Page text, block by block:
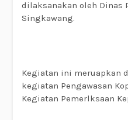
dilaksanakan oleh Dinas
Singkawang.
Kegiatan ini meruapkan
kegiatan Pengawasan
Kegiatan Pemerlksaan